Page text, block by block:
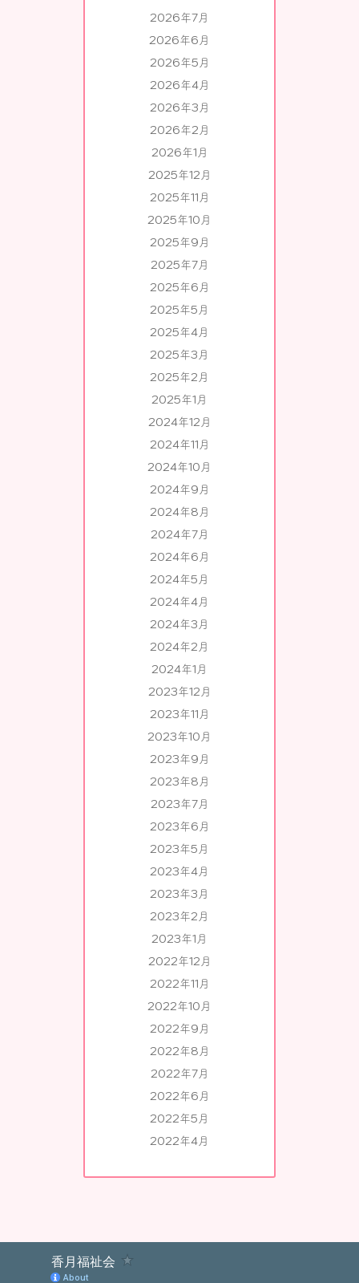
2026年7月
2026年6月
2026年5月
2026年4月
2026年3月
2026年2月
2026年1月
2025年12月
2025年11月
2025年10月
2025年9月
2025年7月
2025年6月
2025年5月
2025年4月
2025年3月
2025年2月
2025年1月
2024年12月
2024年11月
2024年10月
2024年9月
2024年8月
2024年7月
2024年6月
2024年5月
2024年4月
2024年3月
2024年2月
2024年1月
2023年12月
2023年11月
2023年10月
2023年9月
2023年8月
2023年7月
2023年6月
2023年5月
2023年4月
2023年3月
2023年2月
2023年1月
2022年12月
2022年11月
2022年10月
2022年9月
2022年8月
2022年7月
2022年6月
2022年5月
2022年4月